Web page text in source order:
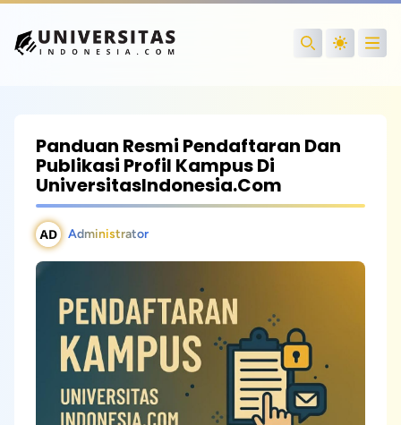
Search
Panduan Resmi Pendaftaran Dan
Publikasi Profil Kampus Di
UniversitasIndonesia.com
Administrator